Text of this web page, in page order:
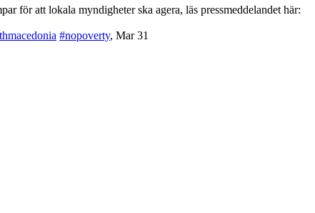
för att lokala myndigheter ska agera, läs pressmeddelandet här:
#nopoverty, Mar 31